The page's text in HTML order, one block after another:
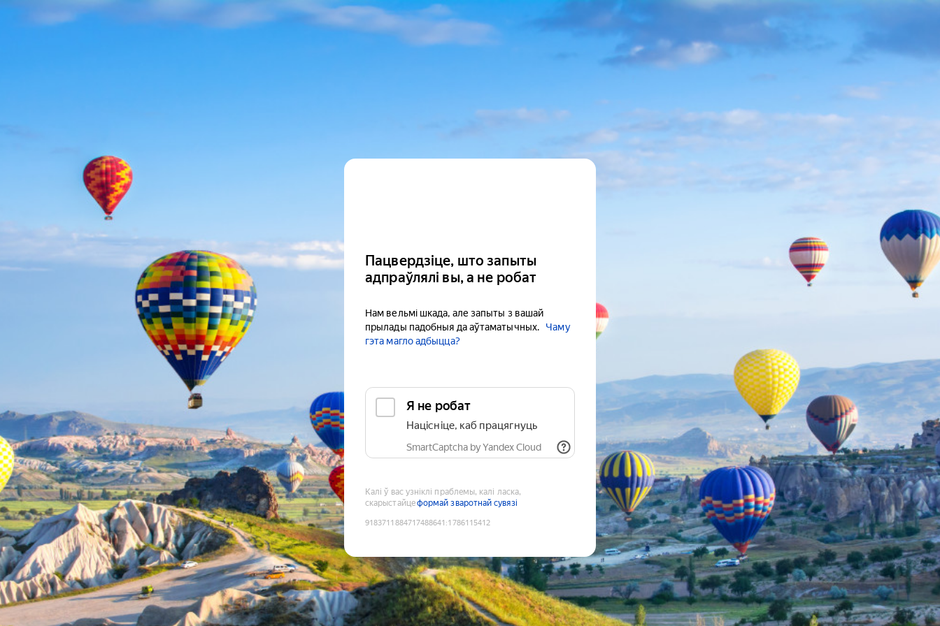
Пацвердзіце, што запыты
адпраўлялі вы, а не робат
Нам вельмі шкада, але запыты з вашай
прылады падобныя да аўтаматычных.
Чаму
гэта магло адбыцца?
Я не робат
Націсніце, каб працягнуць
SmartCaptcha by Yandex Cloud
Калі ў вас узніклі праблемы, калі ласка,
скарыстайцеформай зваротнай сувязі
9183711884717488641 :1786115412